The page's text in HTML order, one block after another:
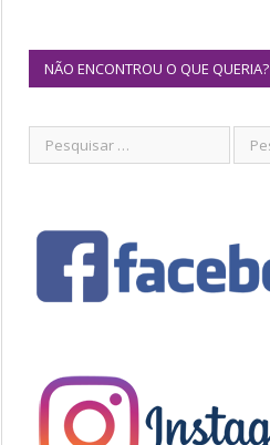
NÃO ENCONTROU O QUE QUERIA?